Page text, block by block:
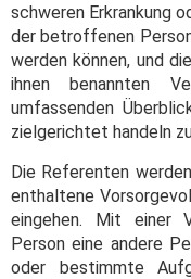
schweren Erkrankung
der betroffenen
werden können, und
ihnen benannten
umfassenden
zielgerichtet handeln
Die Referenten
enthaltene
eingehen. Mit einer
Person eine andere
oder bestimmte